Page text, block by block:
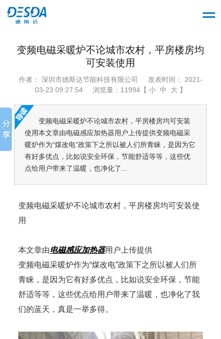
变频电磁采暖炉不论城市农村，平房楼房均
可安装使用
作者： 深圳市德斯达节能科技有限公司
发表时间： 2021-
03-23 09:27:54
浏览量：11994【 小 中 大 】
变频电磁采暖炉不论城市农村，平房楼房均可安装
使用本文章由电磁感应加热器用户上传提供变频电磁采
暖炉作为“煤改电”政策下之所以被人们所青睐，是因为它
有好多优点，比如说安全环保，节能舒适等等，这些优
点给用户带来了温暖，也净化了...
变频电磁采暖炉不论城市农村，平房楼房均可安装使
用
本文章由电磁感应加热器用户上传提供
变频电磁采暖炉作为“煤改电”政策下之所以被人们所
青睐，是因为它有好多优点，比如说安全环保，节能
舒适等等，这些优点给用户带来了温暖，也净化了我
们的蓝天，真是一举多得。